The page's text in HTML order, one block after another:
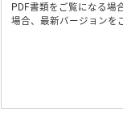
PDF書類をご覧になる場
場合、最新バージョンを